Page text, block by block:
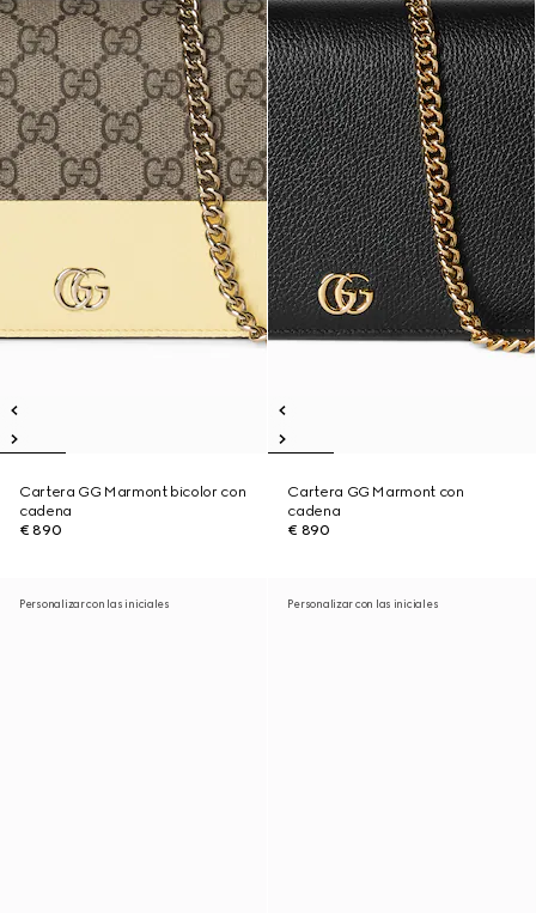
Cartera GG Marmont bicolor con
cadena
€ 890
Cartera GG Marmont con
cadena
€ 890
Personalizar con las iniciales Personalizar con las iniciales